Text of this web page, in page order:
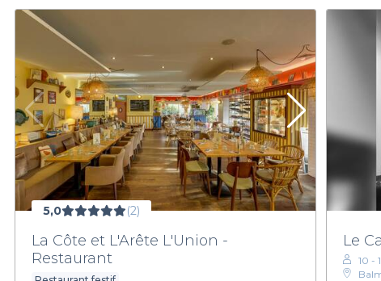
Lorsque vous planifiez un événement professionnel,
éventail d'offres, vous pouvez sélectionner parmi
des formules comprenant des apéritifs, des entrées et
veillons à
L'organisation d'un cocktail professionnel ne doit pas
besoins. N'hésitez plus, explorez nos offres et
maintenant et laissez-
5,0 (2)
La Côte et L'Arête L'Union -
Restaurant
Le
10 -